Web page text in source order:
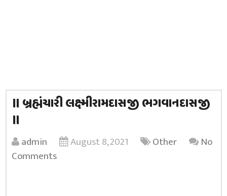
॥ બ્રહ્મંચારી લક્ષ્મીરામદાસજી ભગવાનદાસજી
॥
admin August 8, 2021 Other
No
Comments